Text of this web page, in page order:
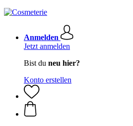
Anmelden
Jetzt anmelden
Bist du neu hier?
Konto erstellen